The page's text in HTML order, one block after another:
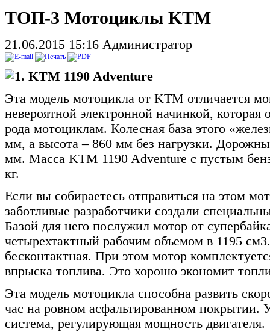
ТОП-3 Мотоциклы KTM
21.06.2015 15:16 Администратор
1. KTM 1190 Adventure
Эта модель мотоцикла от KTM отличается
невероятной электронной начинкой, которая
рода мотоциклам. Колесная база этого
мм, а высота – 860 мм без нагрузки.
мм. Масса KTM 1190 Adventure с пустым
кг.
Если вы собираетесь отправиться на этом
заботливые разработчики создали
Базой для него послужил мотор от
четырехтактный рабочим объемом в 1195
бесконтактная. При этом мотор
впрыска топлива. Это хорошо экономит
Эта модель мотоцикла способна развить
час на ровном асфальтированном покрытии.
система, регулирующая мощность двигателя.